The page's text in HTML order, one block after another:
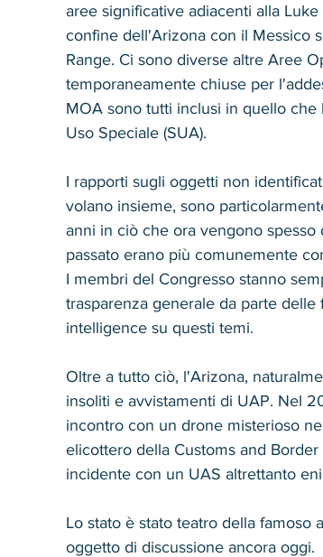
aree significative adiacenti alla
confine dell'Arizona con il Messico
Range. Ci sono diverse altre Aree
temporaneamente chiuse per
MOA sono tutti inclusi in quello
Uso Speciale (SUA).
I rapporti sugli oggetti non
volano insieme, sono
anni in ciò che ora vengono
passato erano più comunemente
I membri del Congresso stanno
trasparenza generale da parte
intelligence su questi temi.
Oltre a tutto ciò, l'Arizona,
insoliti e avvistamenti di UAP. Nel
incontro con un drone misterioso
elicottero della Customs and
incidente con un UAS altrettanto
Lo stato è stato teatro della famoso
oggetto di discussione ancora oggi.